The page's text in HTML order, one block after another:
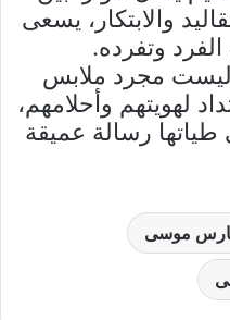
والابتكار، يسعى
وتفرده.
ليست مجرد ملابس
لهويتهم وأحلامهم،
رسالة عميقة
موسى